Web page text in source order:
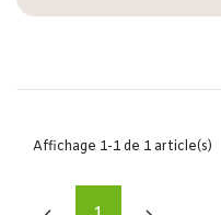
Affichage 1-1 de 1 article(s)